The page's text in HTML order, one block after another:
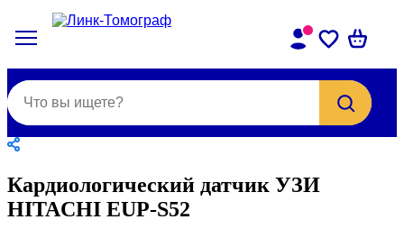
Кардиологический датчик УЗИ
HITACHI EUP-S52